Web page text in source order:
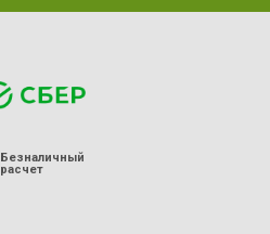
Безналичный
расчет